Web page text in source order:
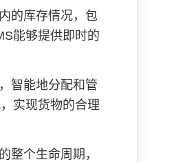
的库存情况，包
能够提供即时的
智能地分配和管
实现货物的合理
整个生命周期，